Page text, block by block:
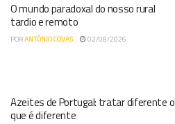
O mundo paradoxal do nosso rural
tardio e remoto
PORANTÓNIO COVAS 02/08/2026
Azeites de Portugal: tratar diferente o
que é diferente